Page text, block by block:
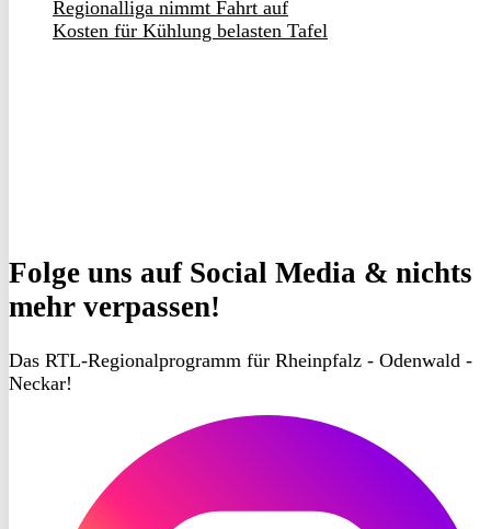
Regionalliga nimmt Fahrt auf
Kosten für Kühlung belasten Tafel
Folge uns auf Social Media & nichts
mehr verpassen!
Das RTL-Regionalprogramm für Rheinpfalz - Odenwald -
Neckar!
Instagram